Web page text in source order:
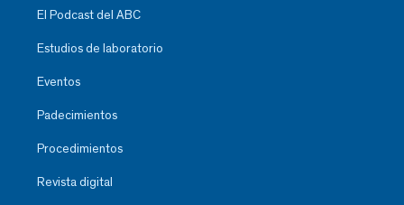
El Podcast del ABC
Estudios de laboratorio
Eventos
Padecimientos
Procedimientos
Revista digital